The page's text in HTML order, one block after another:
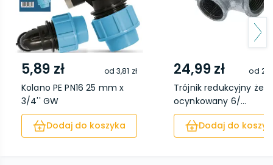
5,89 zł od3,81 zł
Kolano PE PN16 25 mm x
3/4'' GW
Dodaj do koszyka
24,99 zł od
Trójnik redukcyjny
ocynkowany 6/...
Dodaj do